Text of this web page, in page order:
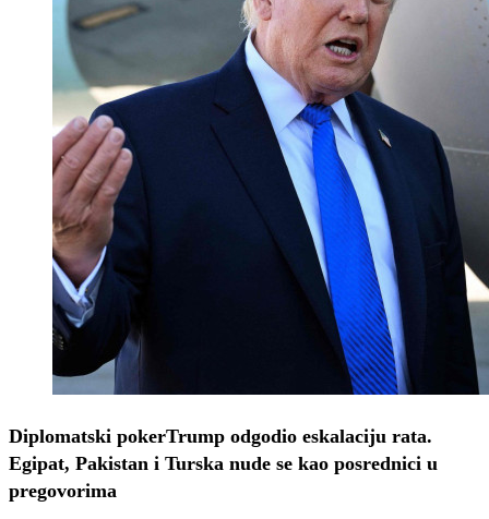
Diplomatski pokerTrump odgodio eskalaciju rata.
Egipat, Pakistan i Turska nude se kao posrednici u
pregovorima